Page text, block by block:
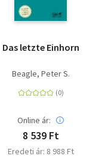
Das letzte Einhorn
Beagle, Peter S.
Online ár:
8 539 Ft
Eredeti ár: 8 988 Ft